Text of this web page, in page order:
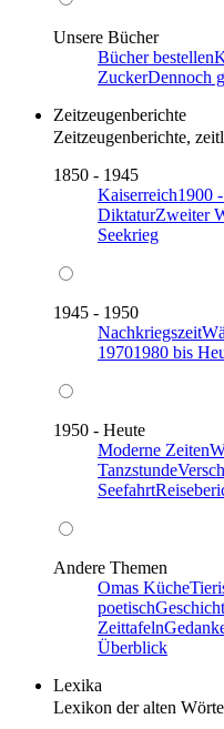
Unsere Bücher
Bücher bestellen
ZuckerDennoch
Zeitzeugenberichte
Zeitzeugenberichte,
1850 - 1945
Kaiserreich1900
DiktaturZweiter
Seekrieg
1945 - 1950
Nachkriegszeit
19701980 bis
1950 - Heute
Moderne Zeiten
Tanzstunde
Seefahrt
Andere Themen
Omas Küche
poetisch
Zeittafeln
Überblick
Lexika
Lexikon der alten